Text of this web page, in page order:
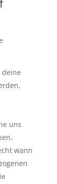
deine
uns
wann